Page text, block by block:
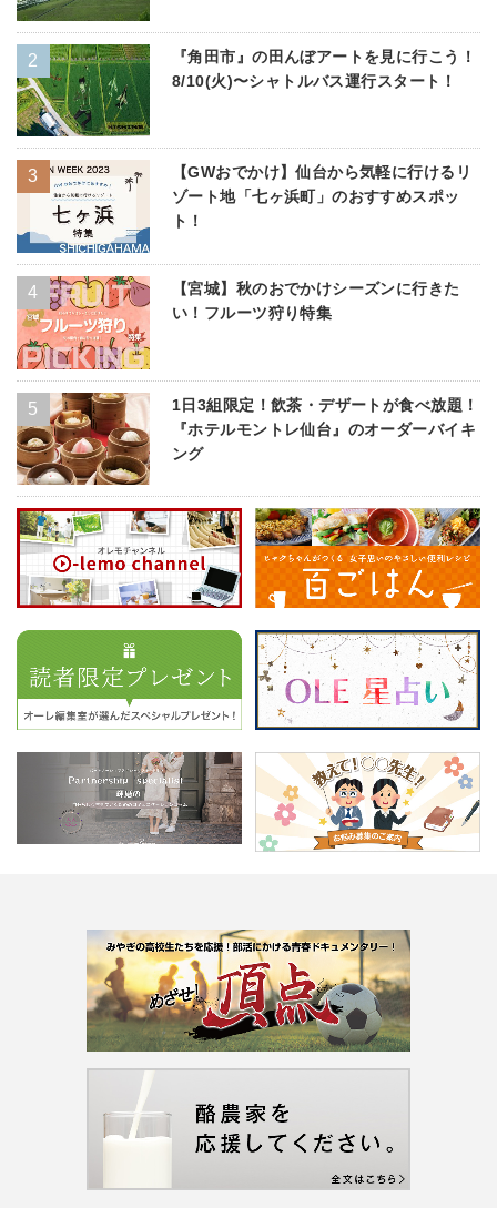
『角田市』の田んぼアートを見に行こう！
8/10(火)〜シャトルバス運行スタート！
【GWおでかけ】仙台から気軽に行けるリ
ゾート地「七ヶ浜町」のおすすめスポッ
ト！
【宮城】秋のおでかけシーズンに行きた
い！フルーツ狩り特集
1日3組限定！飲茶・デザートが食べ放題！
『ホテルモントレ仙台』のオーダーバイキ
ング